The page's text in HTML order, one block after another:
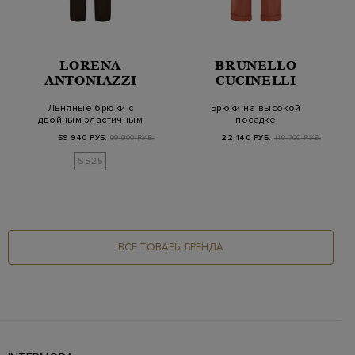
LORENA
ANTONIAZZI
Льняные брюки с
двойным эластичным
59 940 РУБ. 99 900 РУБ.
SS25
BRUNELLO
CUCINELLI
Брюки на высокой
посадке
22 140 РУБ. 110 700 РУБ.
ВСЕ ТОВАРЫ БРЕНДА